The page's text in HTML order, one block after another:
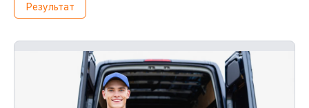
Результат